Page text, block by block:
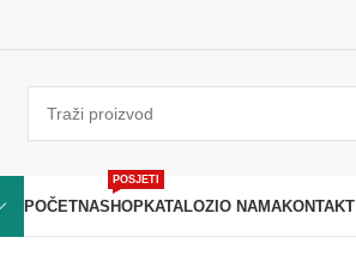
POČETNASHOP
POSJETI
KATALOZIO NAMAKONTAKT